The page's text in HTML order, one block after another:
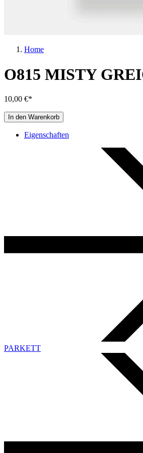
Home
O815 MISTY
10,00 €*
In den Warenkorb
Eigenschaften
PARKETT